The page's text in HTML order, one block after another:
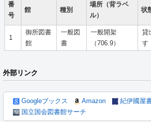
番
号
館 種別
場所（背ラベ
ル）
状
1
御所図書
館
一般図
書
一般開架
（706.9）
貸
す
外部リンク
Googleブックス Amazon 紀伊國屋
国立国会図書館サーチ